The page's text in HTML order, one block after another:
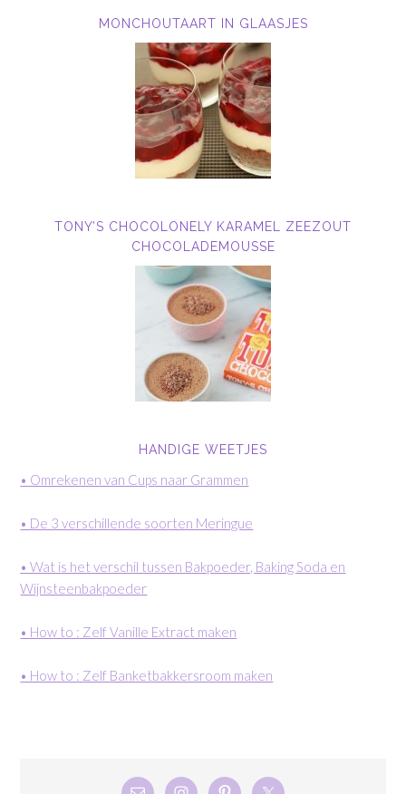
MONCHOUTAART IN GLAASJES
TONY’S CHOCOLONELY KARAMEL ZEEZOUT
CHOCOLADEMOUSSE
HANDIGE WEETJES
• Omrekenen van Cups naar Grammen
• De 3 verschillende soorten Meringue
• Wat is het verschil tussen Bakpoeder, Baking Soda en
Wijnsteenbakpoeder
• How to : Zelf Vanille Extract maken
• How to : Zelf Banketbakkersroom maken